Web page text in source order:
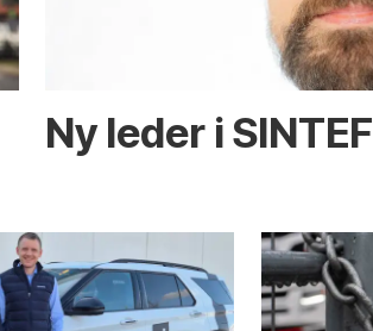
Ny leder i SINTEF